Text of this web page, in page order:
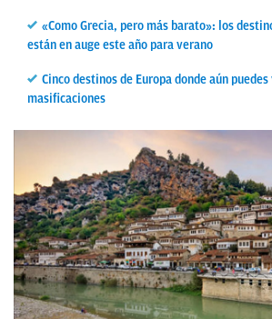
«Como Grecia, pero más barato»: los
están en auge este año para verano
Cinco destinos de Europa donde aún
masificaciones